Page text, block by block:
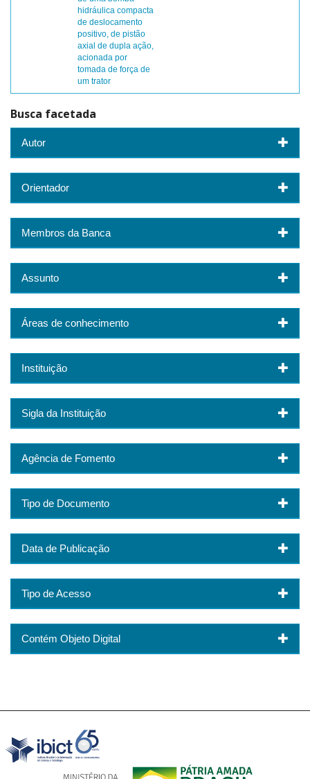
hidráulica compacta
de deslocamento
positivo, de pistão
axial de dupla ação,
acionada por
tomada de força de
um trator
Busca facetada
Autor
Orientador
Membros da Banca
Assunto
Áreas de conhecimento
Instituição
Sigla da Instituição
Agência de Fomento
Tipo de Documento
Data de Publicação
Tipo de Acesso
Contém Objeto Digital